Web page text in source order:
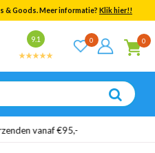
& Goods. Meer informatie? Klik hier!!
9.1 0 0
vanaf €95,-